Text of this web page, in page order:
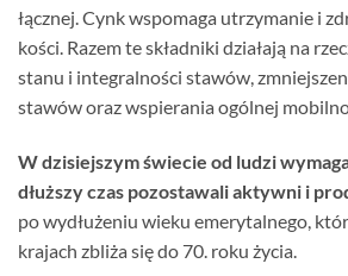
łącznej. Cynk wspomaga utrzymanie i
kości. Razem te składniki działają na
stanu i integralności stawów,
stawów oraz wspierania ogólnej
W dzisiejszym świecie od ludzi
dłuższy czas pozostawali aktywni i
po wydłużeniu wieku emerytalnego,
krajach zbliża się do 70. roku życia.